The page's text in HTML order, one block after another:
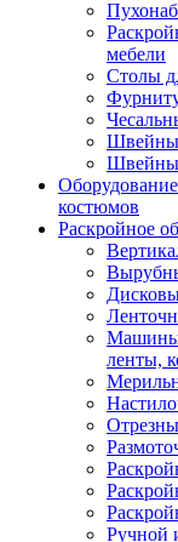
мебели
Столы
костюмов
Раскройное
Машины
ленты,
Ручной